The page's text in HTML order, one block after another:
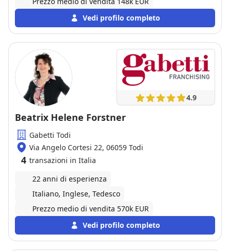
Vedi profilo completo
4.9
Beatrix Helene Forstner
Gabetti Todi
Via Angelo Cortesi 22, 06059 Todi
4 transazioni in Italia
22 anni di esperienza
Italiano, Inglese, Tedesco
Prezzo medio di vendita 570k EUR
Vedi profilo completo